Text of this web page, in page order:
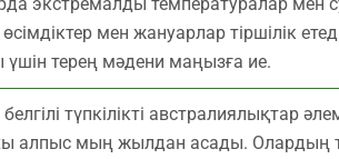
экстремалды температуралар мен
мен жануарлар тіршілік
үшін терең мәдени маңызға ие.
түпкілікті австралиялықтар
алпыс мың жылдан асады. Олардың